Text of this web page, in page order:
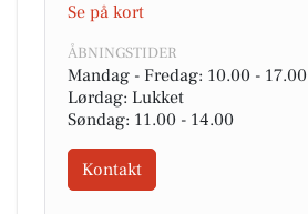
Se på kort
ÅBNINGSTIDER
Mandag - Fredag: 10.00 - 17.00
Lørdag: Lukket
Søndag: 11.00 - 14.00
Kontakt